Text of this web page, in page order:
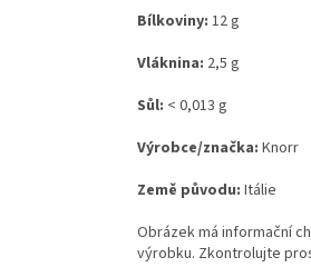
Bílkoviny: 12 g
Vláknina: 2,5 g
Sůl: < 0,013 g
Výrobce/značka: Knorr
Země původu: Itálie
Obrázek má informační
výrobku. Zkontrolujte